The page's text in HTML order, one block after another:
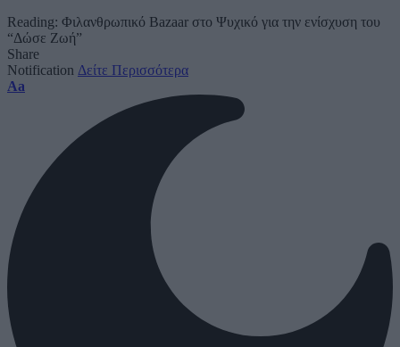
Reading: Φιλανθρωπικό Bazaar στο Ψυχικό για την ενίσχυση του
“Δώσε Ζωή”
Share
Notification Δείτε Περισσότερα
Font
Aa